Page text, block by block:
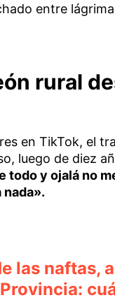
entre
rural
en TikTok, el
luego de diez
todo y ojalá no
nada».
las naftas,